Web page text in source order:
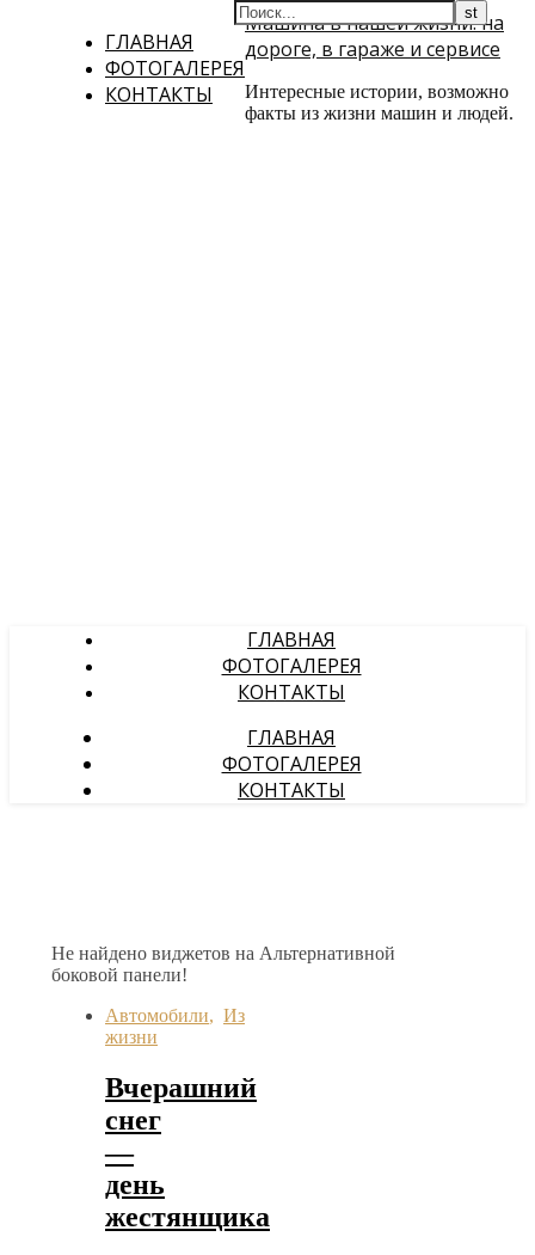
ГЛАВНАЯ
ФОТОГАЛЕРЕЯ
КОНТАКТЫ
Машина в нашей жизни: на
дороге, в гараже и сервисе
Интересные истории, возможно
факты из жизни машин и людей.
ГЛАВНАЯ
ФОТОГАЛЕРЕЯ
КОНТАКТЫ
ГЛАВНАЯ
ФОТОГАЛЕРЕЯ
КОНТАКТЫ
Не найдено виджетов на Альтернативной
боковой панели!
Автомобили, Из
жизни
Вчерашний
снег
—
день
жестянщика